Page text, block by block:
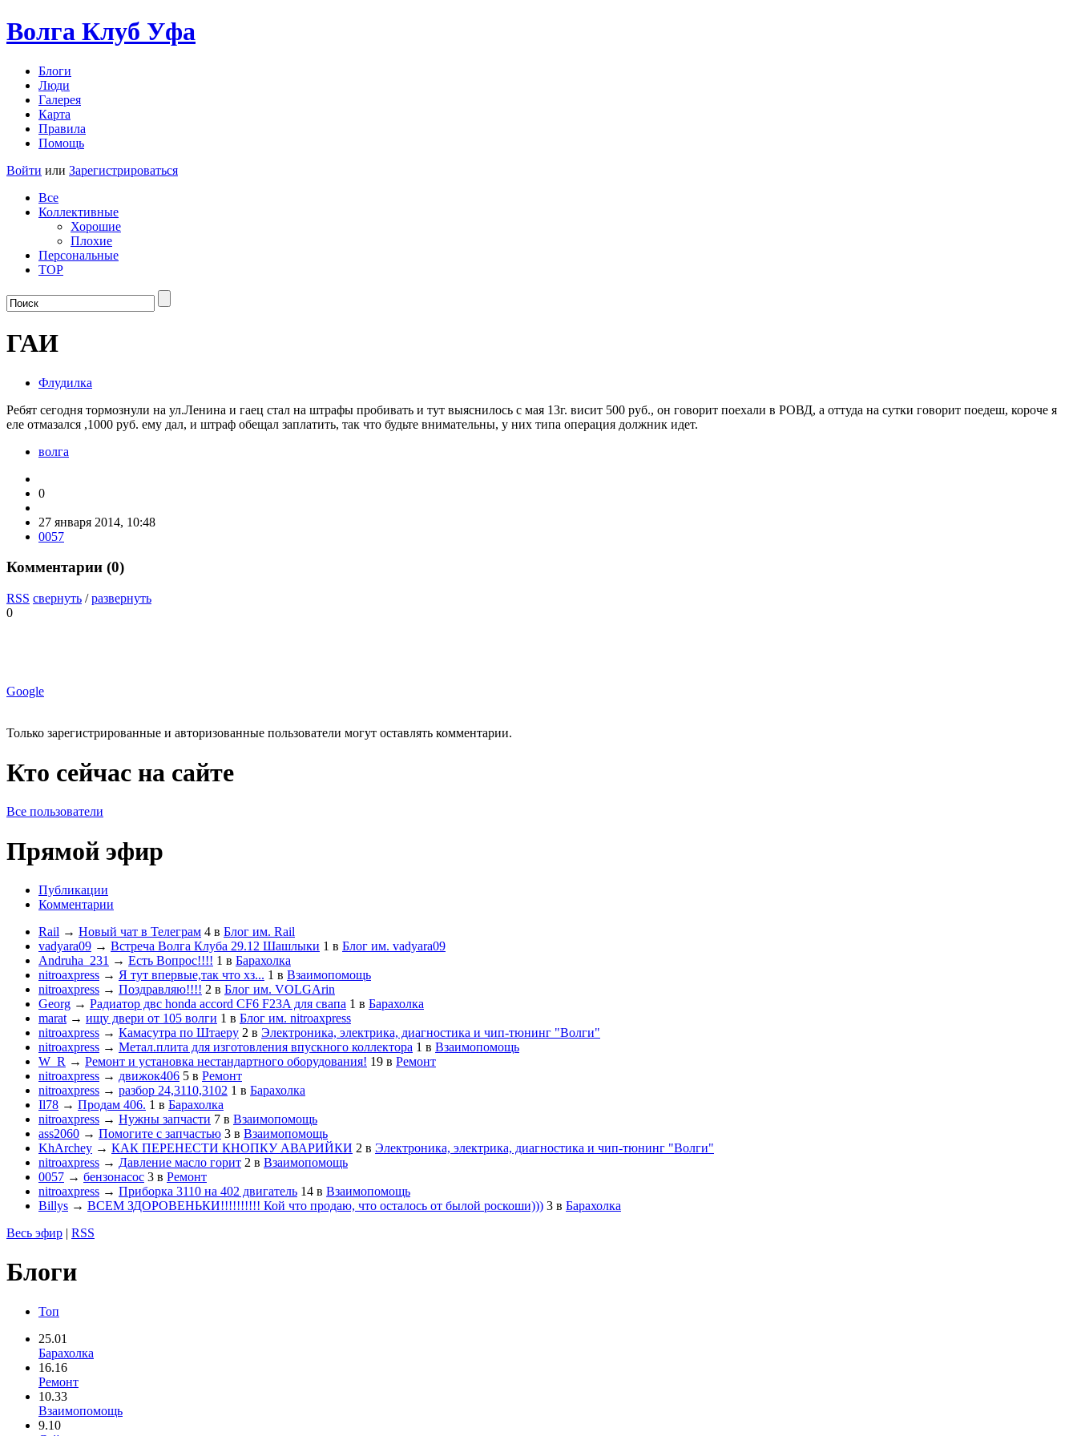
Волга Клуб Уфа
Блоги
Люди
Галерея
Карта
Правила
Помощь
Войти или Зарегистрироваться
Все
Коллективные
Хорошие
Плохие
Персональные
TOP
ГАИ
Флудилка
Ребят сегодня тормознули на ул.Ленина и гаец стал на штрафы пробивать и тут выяснилось с мая 13г. висит 500 руб., он говорит поехали в РОВД, а оттуда на сутки говорит поедеш, короче я
еле отмазался ,1000 руб. ему дал, и штраф обещал заплатить, так что будьте внимательны, у них типа операция должник идет.
волга
0
27 января 2014, 10:48
0057
Комментарии (0)
RSS свернуть /развернуть
0
Google
Только зарегистрированные и авторизованные пользователи могут оставлять комментарии.
Кто сейчас на сайте
Все пользователи
Прямой эфир
Публикации
Комментарии
Rail → Новый чат в Телеграм 4 в Блог им. Rail
vadyara09 → Встреча Волга Клуба 29.12 Шашлыки 1 в Блог им. vadyara09
Andruha_231 → Есть Вопрос!!!! 1 в Барахолка
nitroaxpress → Я тут впервые,так что хз... 1 в Взаимопомощь
nitroaxpress → Поздравляю!!!! 2 в Блог им. VOLGArin
Georg → Радиатор двс honda accord CF6 F23A для свапа 1 в Барахолка
marat → ищу двери от 105 волги 1 в Блог им. nitroaxpress
nitroaxpress → Камасутра по Штаеру 2 в Электроника, электрика, диагностика и чип-тюнинг "Волги"
nitroaxpress → Метал.плита для изготовления впускного коллектора 1 в Взаимопомощь
W_R → Ремонт и установка нестандартного оборудования! 19 в Ремонт
nitroaxpress → движок406 5 в Ремонт
nitroaxpress → разбор 24,3110,3102 1 в Барахолка
Il78 → Продам 406. 1 в Барахолка
nitroaxpress → Нужны запчасти 7 в Взаимопомощь
ass2060 → Помогите с запчастью 3 в Взаимопомощь
KhArchey → КАК ПЕРЕНЕСТИ КНОПКУ АВАРИЙКИ 2 в Электроника, электрика, диагностика и чип-тюнинг "Волги"
nitroaxpress → Давление масло горит 2 в Взаимопомощь
0057 → бензонасос 3 в Ремонт
nitroaxpress → Приборка 3110 на 402 двигатель 14 в Взаимопомощь
Billys → ВСЕМ ЗДОРОВЕНЬКИ!!!!!!!!!! Кой что продаю, что осталось от былой роскоши))) 3 в Барахолка
Весь эфир | RSS
Блоги
Топ
25.01
Барахолка
16.16
Ремонт
10.33
Взаимопомощь
9.10